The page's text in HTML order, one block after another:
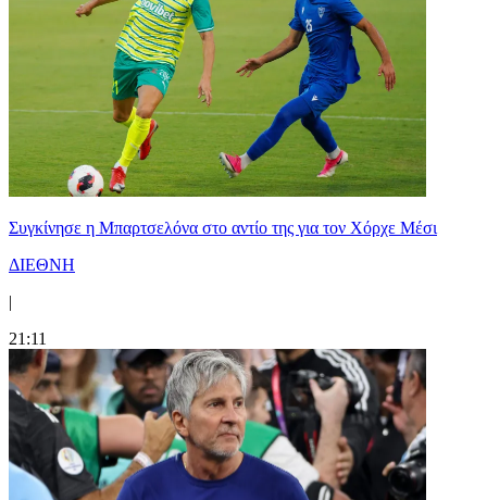
Συγκίνησε η Μπαρτσελόνα στο αντίο της για τον Χόρχε Μέσι
ΔΙΕΘΝΗ
|
21:11